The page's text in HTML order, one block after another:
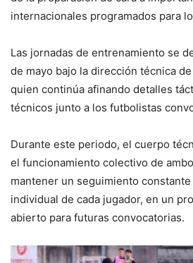
internacionales programados para
Las jornadas de entrenamiento se
de mayo bajo la dirección técnica
quien continúa afinando detalles
técnicos junto a los futbolistas
Durante este periodo, el cuerpo
el funcionamiento colectivo de
mantener un seguimiento
individual de cada jugador, en un
abierto para futuras convocatorias.